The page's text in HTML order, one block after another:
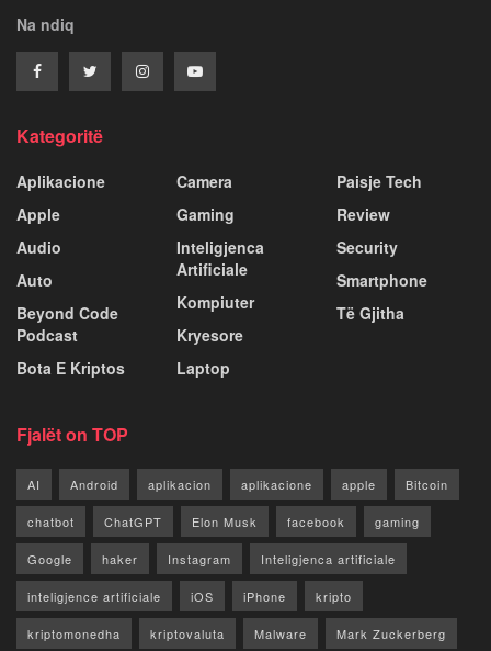
Na ndiq
Kategoritë
Aplikacione
Apple
Audio
Auto
Beyond Code
Podcast
Bota E Kriptos
Camera
Gaming
Inteligjenca
Artificiale
Kompiuter
Kryesore
Laptop
Paisje Tech
Review
Security
Smartphone
Të Gjitha
Fjalët on TOP
AI Android aplikacion aplikacione apple Bitcoin
chatbot ChatGPT Elon Musk facebook gaming
Google haker Instagram Inteligjenca artificiale
inteligjence artificiale iOS iPhone kripto
kriptomonedha kriptovaluta Malware Mark Zuckerberg